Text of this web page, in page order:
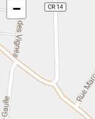
−